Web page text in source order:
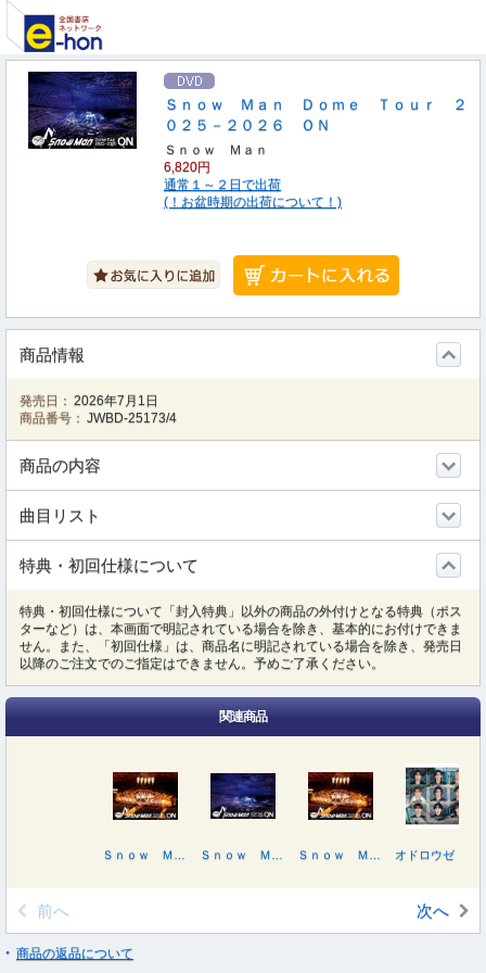
Ｓｎｏｗ Ｍａｎ Ｄｏｍｅ Ｔｏｕｒ ２
０２５－２０２６ ＯＮ
Ｓｎｏｗ Ｍａｎ
6,820円
通常１～２日で出荷
(！お盆時期の出荷について！)
商品情報
発売日： 2026年7月1日
商品番号： JWBD-25173/4
商品の内容
曲目リスト
特典・初回仕様について
特典・初回仕様について「封入特典」以外の商品の外付けとなる特典（ポス
ターなど）は、本画面で明記されている場合を除き、基本的にお付けできま
せん。また、「初回仕様」は、商品名に明記されている場合を除き、発売日
以降のご注文でのご指定はできません。予めご了承ください。
関連商品
前へ 次へ
商品の返品について